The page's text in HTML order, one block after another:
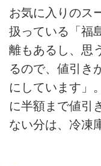
お気に入りのス
扱っている「福
離もあるし、思
るので、値引き
にしています」
に半額まで値引
ない分は、冷凍